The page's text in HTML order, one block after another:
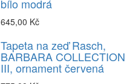
bílo modrá
645,00 Kč
Tapeta na zeď Rasch,
BARBARA COLLECTION
III, ornament červená